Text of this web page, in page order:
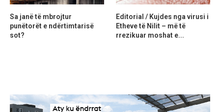
Sa janë të mbrojtur
punëtorët e ndërtimtarisë
sot?
Editorial / Kujdes nga virusi i
Etheve të Nilit – më të
rrezikuar moshat e...